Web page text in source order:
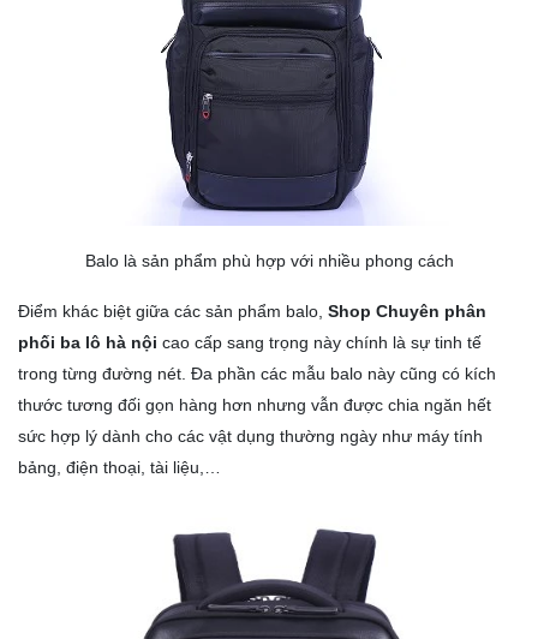
Balo là sản phẩm phù hợp với nhiều phong cách
Điểm khác biệt giữa các sản phẩm balo Shop Chuyên phân
phối ba lô hà nội cao cấp sang trọng này chính là sự tinh tế
trong từng đường nét. Đa phần các mẫu balo này cũng có kích
thước tương đối gọn hàng hơn nhưng vẫn được chia ngăn hết
sức hợp lý dành cho các vật dụng thường ngày như máy tính
bảng, điện thoại, tài liệu,…